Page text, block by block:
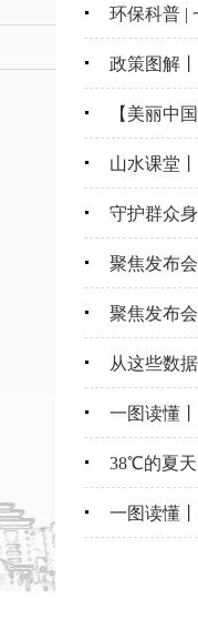
环保科普 |
政策图解
【美丽中
山水课堂
守护群众
聚焦发布
聚焦发布
从这些数
一图读懂
38℃的夏
一图读懂